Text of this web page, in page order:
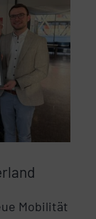
Mobilität